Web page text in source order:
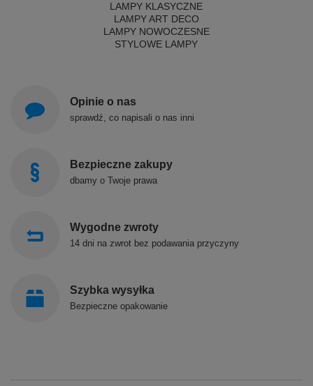
LAMPY KLASYCZNE
LAMPY ART DECO
LAMPY NOWOCZESNE
STYLOWE LAMPY
Opinie o nas
sprawdź, co napisali o nas inni
Bezpieczne zakupy
dbamy o Twoje prawa
Wygodne zwroty
14 dni na zwrot bez podawania przyczyny
Szybka wysyłka
Bezpieczne opakowanie